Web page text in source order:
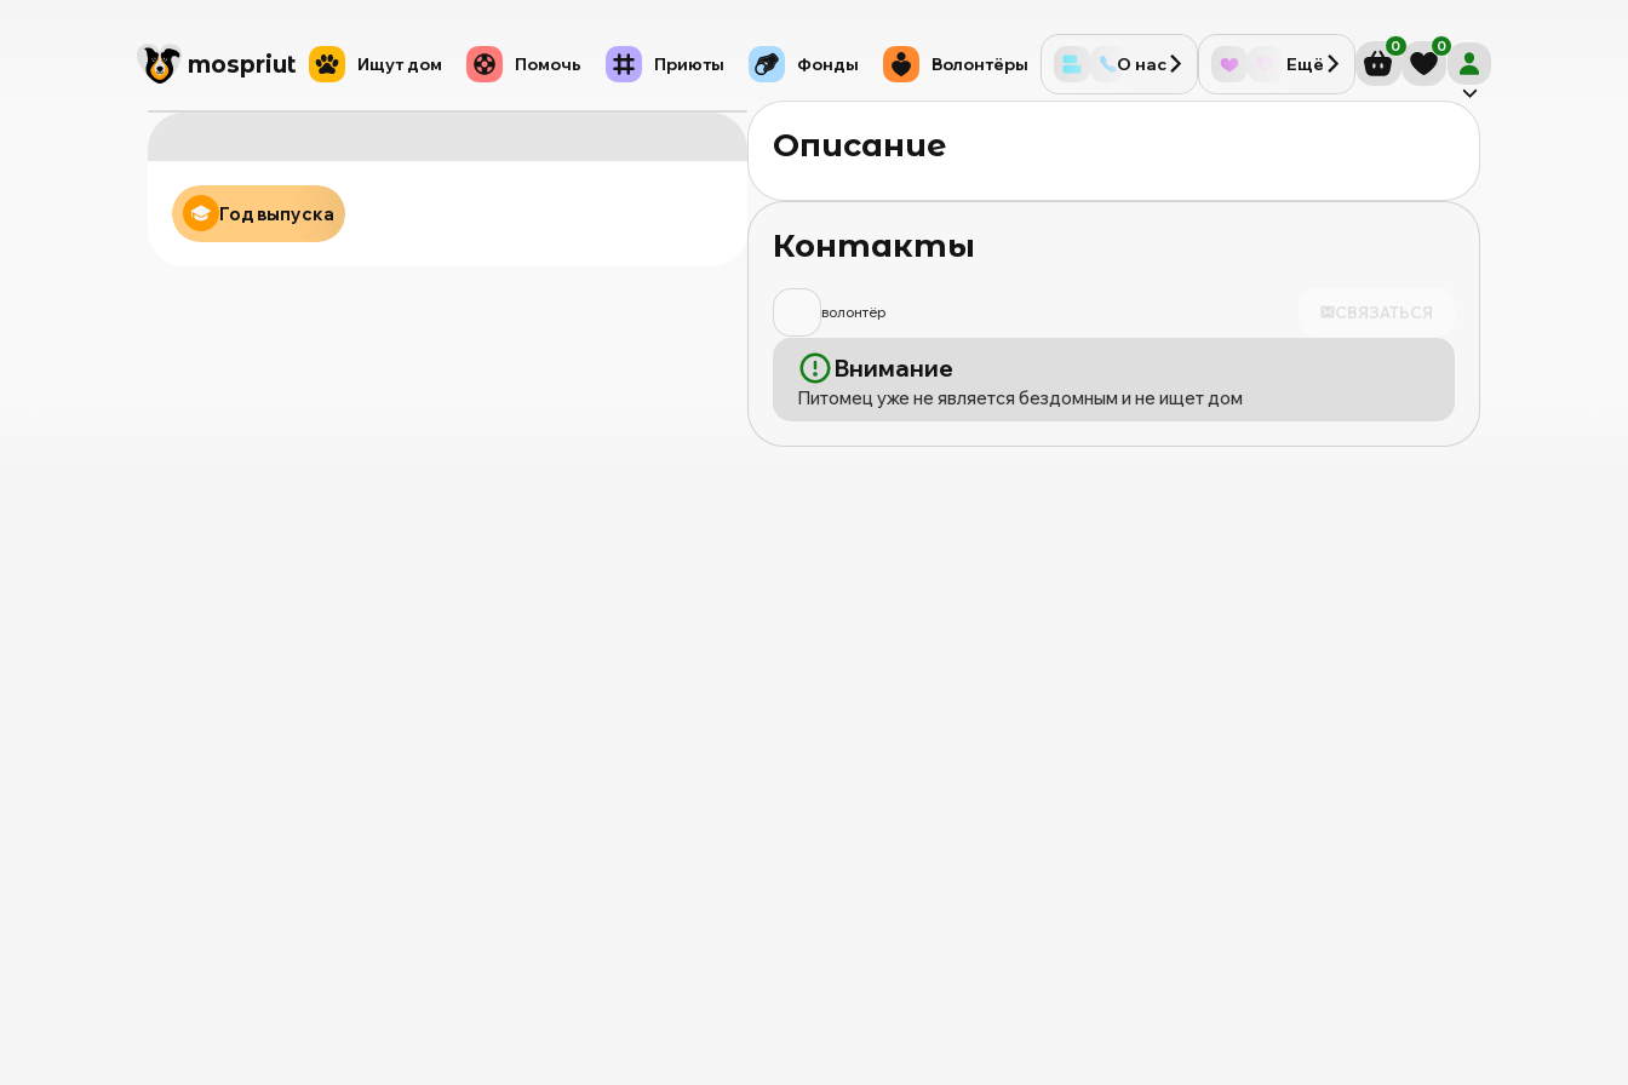
mospriut
0 0
Ищут дом Помочь Приюты Фонды Волонтёры О нас Ещё
Описание
Контакты
волонтёр СВЯЗАТЬСЯ
Внимание
Питомец уже не является бездомным и не ищет дом
Год выпуска